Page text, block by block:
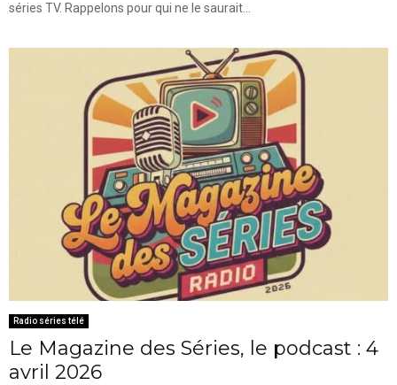
séries TV. Rappelons pour qui ne le saurait...
Radio séries télé
Le Magazine des Séries, le podcast : 4
avril 2026